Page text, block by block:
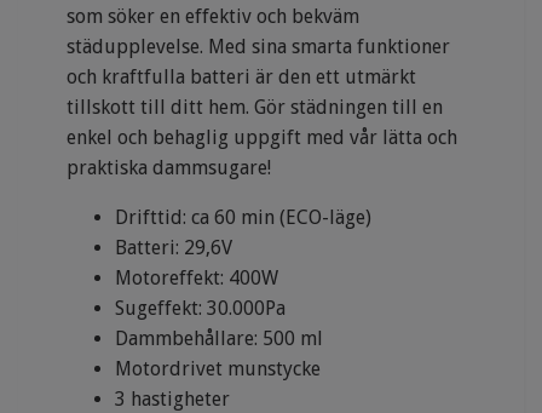
som söker en effektiv och bekväm
städupplevelse. Med sina smarta funktioner
och kraftfulla batteri är den ett utmärkt
tillskott till ditt hem. Gör städningen till en
enkel och behaglig uppgift med vår lätta och
praktiska dammsugare!
Drifttid: ca 60 min (ECO-läge)
Batteri: 29,6V
Motoreffekt: 400W
Sugeffekt: 30.000Pa
Dammbehållare: 500 ml
Motordrivet munstycke
3 hastigheter